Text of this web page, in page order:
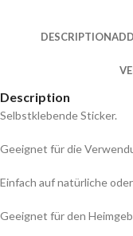
DESCRIPTION
Description
Selbstklebende Sticker.
Geeignet für die
Einfach auf natürliche
Geeignet für den